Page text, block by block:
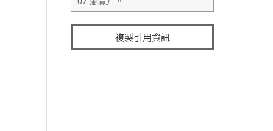
複製引用資訊